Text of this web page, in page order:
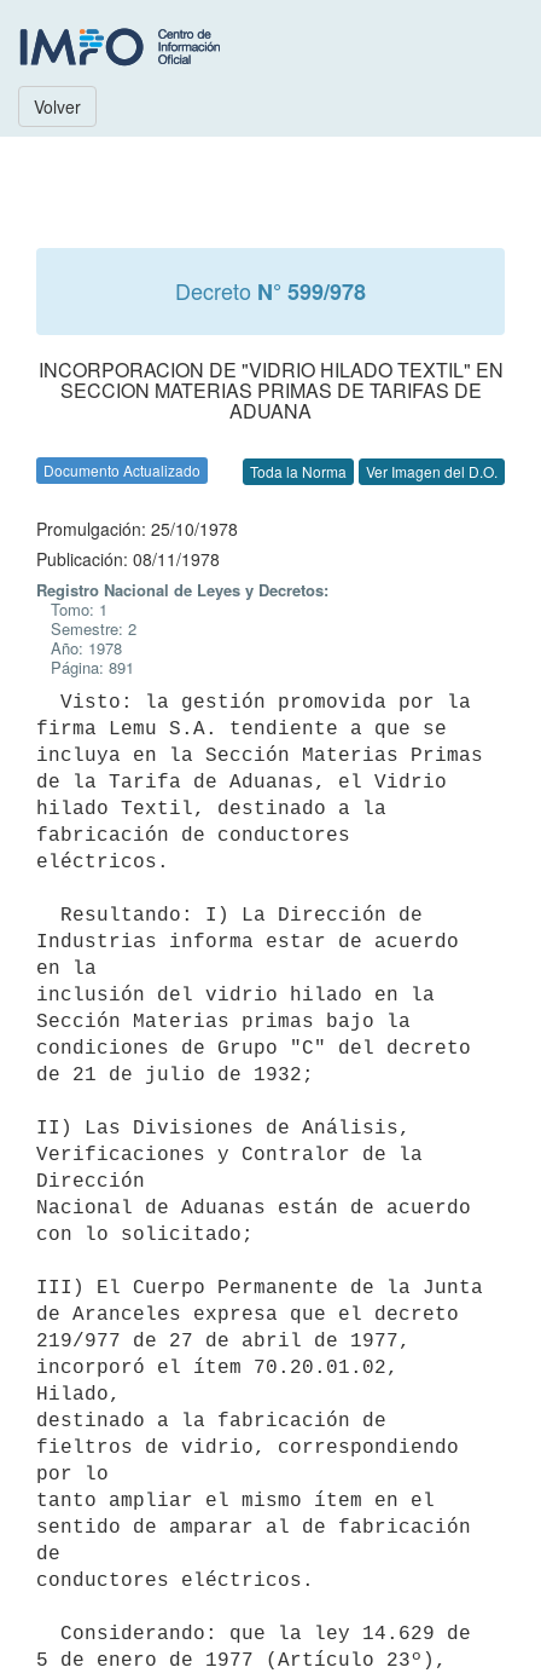
Volver
Decreto N° 599/978
INCORPORACION DE "VIDRIO HILADO TEXTIL" EN
SECCION MATERIAS PRIMAS DE TARIFAS DE
ADUANA
Documento Actualizado Toda la Norma Ver Imagen del D.O.
Promulgación: 25/10/1978
Publicación: 08/11/1978
Registro Nacional de Leyes y Decretos:
Tomo: 1
Semestre: 2
Año: 1978
Página: 891
firma Lemu S.A. tendiente a que se
incluya en la Sección Materias Primas
de la Tarifa de Aduanas, el Vidrio
hilado Textil, destinado a la
fabricación de conductores
eléctricos.
Industrias informa estar de acuerdo
en la
inclusión del vidrio hilado en la
Sección Materias primas bajo la
condiciones de Grupo "C" del decreto
de 21 de julio de 1932;
II) Las Divisiones de Análisis,
Verificaciones y Contralor de la
Dirección
Nacional de Aduanas están de acuerdo
con lo solicitado;
III) El Cuerpo Permanente de la Junta
de Aranceles expresa que el decreto
219/977 de 27 de abril de 1977,
incorporó el ítem 70.20.01.02,
Hilado,
destinado a la fabricación de
fieltros de vidrio, correspondiendo
por lo
tanto ampliar el mismo ítem en el
sentido de amparar al de fabricación
de
conductores eléctricos.
5 de enero de 1977 (Artículo 23º),